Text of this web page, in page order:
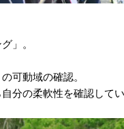
」。
可動域の確認。
分の柔軟性を確認して